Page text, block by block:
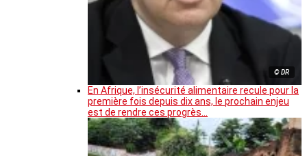
© DR
En Afrique, l’insécurité alimentaire recule pour la
première fois depuis dix ans, le prochain enjeu
est de rendre ces progrès…